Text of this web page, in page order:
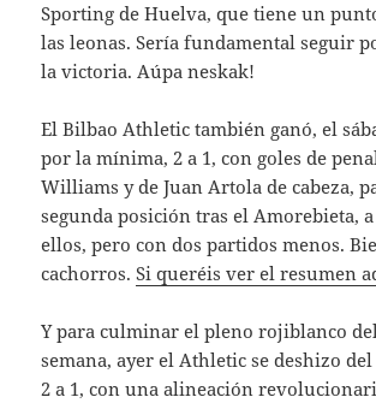
Sporting de Huelva, que tiene un
las leonas. Sería fundamental seguir
la victoria. Aúpa neskak!
El Bilbao Athletic también ganó, el
por la mínima, 2 a 1, con goles de
Williams y de Juan Artola de cabeza,
segunda posición tras el Amorebieta,
ellos, pero con dos partidos menos.
cachorros.Si queréis ver el resumen
Y para culminar el pleno rojiblanco
semana, ayer el Athletic se deshizo
2 a 1, con una alineación